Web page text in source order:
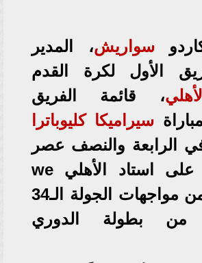
سواريش، المدير
الأول لكرة القدم
الأهلي، قائمة الفريق
سيراميكا كليوباترا
في الرابعة والنصف عصر
السلام، ضمن مواجهات الجولة الـ34
من بطولة الدوري